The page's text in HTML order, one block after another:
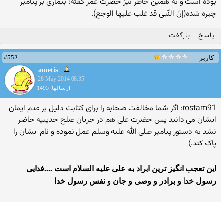
چيره شده(إنّ النّبى قد غلب عليها الوجع).
پاسخ بازگفت
کاربر
#552
ametis
28 May 2014 08:35
ارسالها: 1495
rostam91: اگر شما مخالفت صحابه را برای کتابت دلیل بر عدم ایمان
ایشان می دانید پس حضرت علی هم در جریان صلح حدیبیه حاضر
نشد به دستور پیامبر صلی الله علیه وسلم عمل نموده و نام ایشان را
پاک کند.)
این تعجب انگیز ترین ایراد به علی علیه السلام است ....فدایی
رسول خدا و برادر و وصی و جان و نفس رسول خدا